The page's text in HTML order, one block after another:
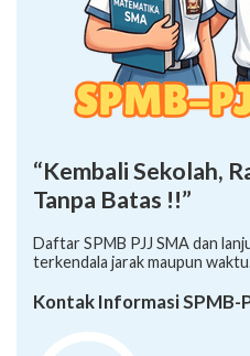
“Kembali Sekolah,
Tanpa Batas !!”
Daftar SPMB PJJ SMA dan
terkendala jarak maupun
Kontak Informasi SPMB-